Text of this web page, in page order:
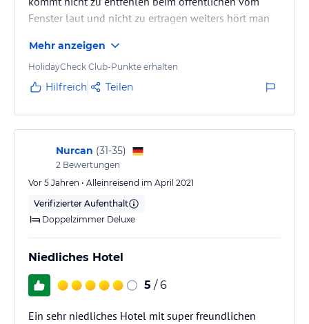
Fenster laut und nicht zu ertragen weiters hört man
An viel Schlaf und Erholung nicht zu denken.
Beim nächsten Besuch in Antalya werde ich ein
anderes hotel buchen.
Mehr anzeigen
HolidayCheck Club-Punkte erhalten
Hilfreich Teilen
Nurcan (31-35)
2 Bewertungen
Vor 5 Jahren • Alleinreisend im April 2021
Verifizierter Aufenthalt
Doppelzimmer Deluxe
Niedliches Hotel
5 / 6
Ein sehr niedliches Hotel mit super freundlichen